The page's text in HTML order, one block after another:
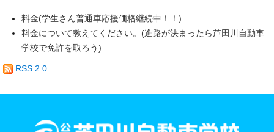
料金(学生さん普通車応援価格継続中！！)
料金について教えてください。(進路が決まったら芦田川自動車
学校で免許を取ろう)
RSS 2.0